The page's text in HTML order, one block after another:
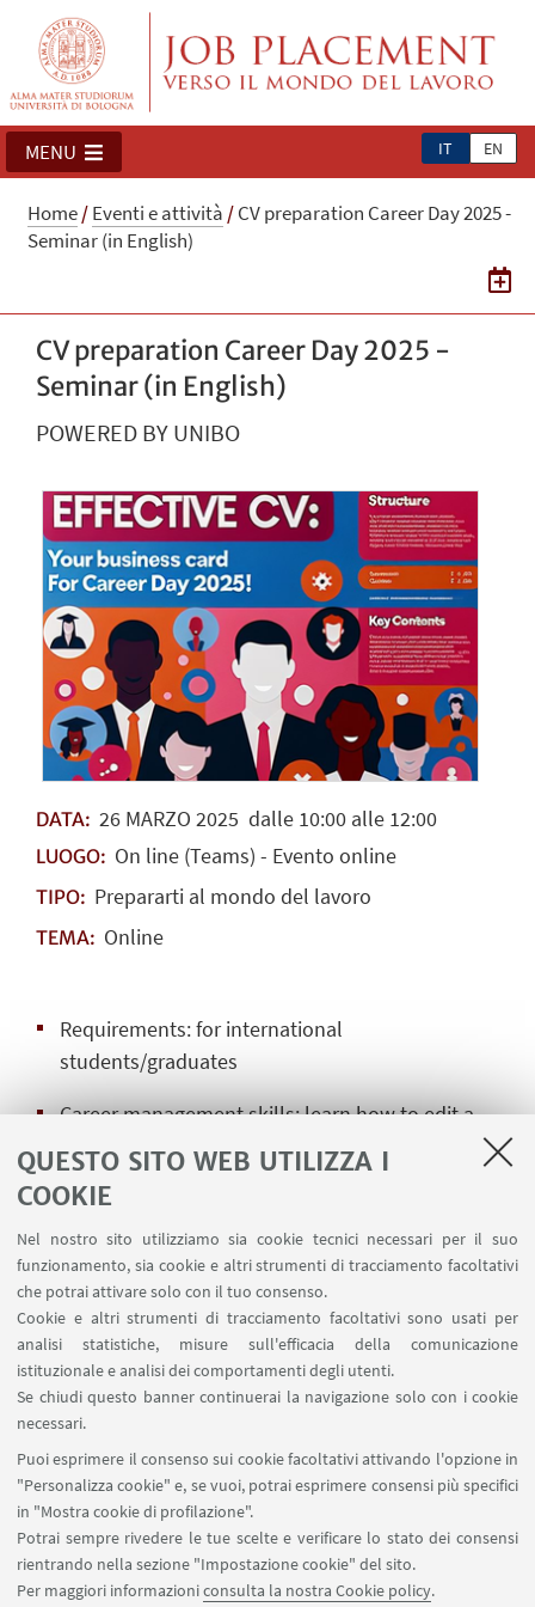
QUESTO SITO WEB UTILIZZA I
COOKIE
Nel nostro sito utilizziamo sia cookie tecnici necessari per il suo
funzionamento, sia cookie e altri strumenti di tracciamento facoltativi
che potrai attivare solo con il tuo consenso.
Cookie e altri strumenti di tracciamento facoltativi sono usati per
analisi statistiche, misure sull'efficacia della comunicazione
istituzionale e analisi dei comportamenti degli utenti.
Se chiudi questo banner continuerai la navigazione solo con i cookie
necessari.
Puoi esprimere il consenso sui cookie facoltativi attivando l'opzione in
"Personalizza cookie" e, se vuoi, potrai esprimere consensi più specifici
in "Mostra cookie di profilazione".
Potrai sempre rivedere le tue scelte e verificare lo stato dei consensi
rientrando nella sezione "Impostazione cookie" del sito.
Per maggiori informazioniconsulta la nostra Cookie policy.
IT EN
MENU
Home/Eventi e attività /CV preparation Career Day 2025 -
Seminar (in English)
CV preparation Career Day 2025 -
Seminar (in English)
POWERED BY UNIBO
DATA: 26MARZO 2025 dalle 10:00 alle 12:00
LUOGO: On line (Teams) - Evento online
TIPO: Prepararti al mondo del lavoro
TEMA: Online
Requirements: for international
students/graduates
Career management skills: learn how to edit a
great CV, basic information on digital self
presentation (LinkedIn), networking, websites for
jobsearching.
Duration: 2 hours
Participants: max 50
If you have any special needs we kindly ask you to
inform us writing an email to
orientalavoro@unibo.it
inclusive learning environment.
Register onStudenti Online